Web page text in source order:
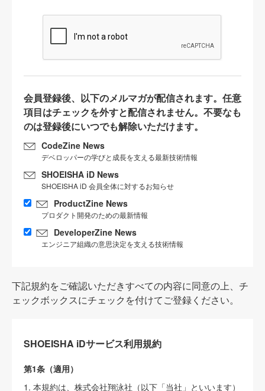
会員登録後、以下のメルマガが配信されます。任意
項目はチェックを外すと配信されません。不要なも
のは登録後にいつでも解除いただけます。
CodeZine News
デベロッパーの学びと成長を支える最新技術情報
SHOEISHA iD News
SHOEISHA iD 会員全体に対するお知らせ
ProductZine News
プロダクト開発のための最新情報
DeveloperZine News
エンジニア組織の意思決定を支える技術情報
下記規約をご確認いただきすべての内容に同意の上、チ
ェックボックスにチェックを付けてご登録ください。
SHOEISHA iDサービス利用規約
第1条（適用）
1. 本規約は、株式会社翔泳社（以下「当社」といいます）